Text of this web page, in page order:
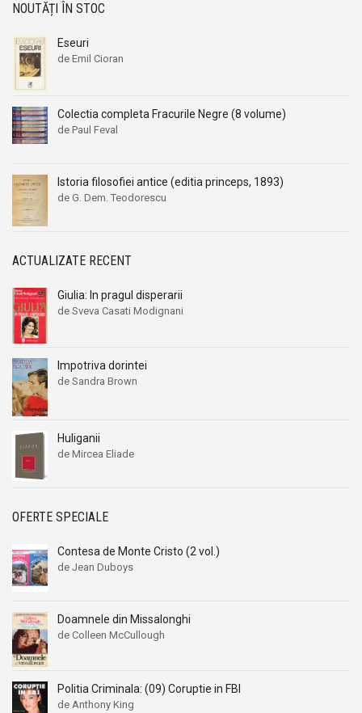
NOUTĂȚI ÎN STOC
Eseuri
de Emil Cioran
Colectia completa Fracurile Negre (8 volume)
de Paul Feval
Istoria filosofiei antice (editia princeps, 1893)
de G. Dem. Teodorescu
ACTUALIZATE RECENT
Giulia: In pragul disperarii
de Sveva Casati Modignani
Impotriva dorintei
de Sandra Brown
Huliganii
de Mircea Eliade
OFERTE SPECIALE
Contesa de Monte Cristo (2 vol.)
de Jean Duboys
Doamnele din Missalonghi
de Colleen McCullough
Politia Criminala: (09) Coruptie in FBI
de Anthony King